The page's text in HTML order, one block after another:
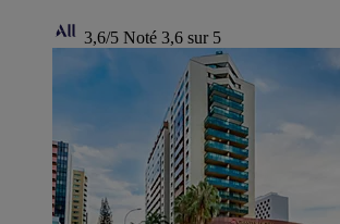
3,6/5 Noté 3,6 sur 5